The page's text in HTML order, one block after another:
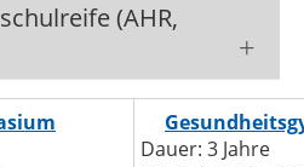
(AHR,
Dauer: 3 Jahre